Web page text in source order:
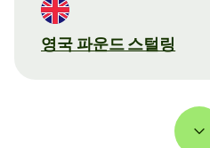
영국 파운드 스털링